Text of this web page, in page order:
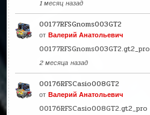
1 месяц назад
00177RFSGnoms003GT2
отВалерий Анатольевич
00177RFSGnoms003GT2.gt2_pro
2 месяца назад
00176RFSCasio008GT2
отВалерий Анатольевич
00176RFSCasio008GT2.gt2_pro